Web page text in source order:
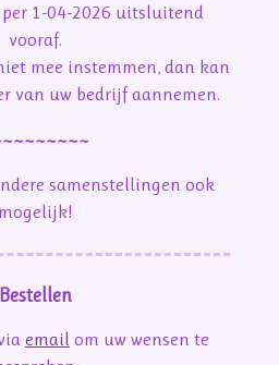
1-04-2026 uitsluitend
vooraf.
mee instemmen, dan kan
van uw bedrijf aannemen.
samenstellingen ook
mogelijk!
Bestellen
email om uw wensen te